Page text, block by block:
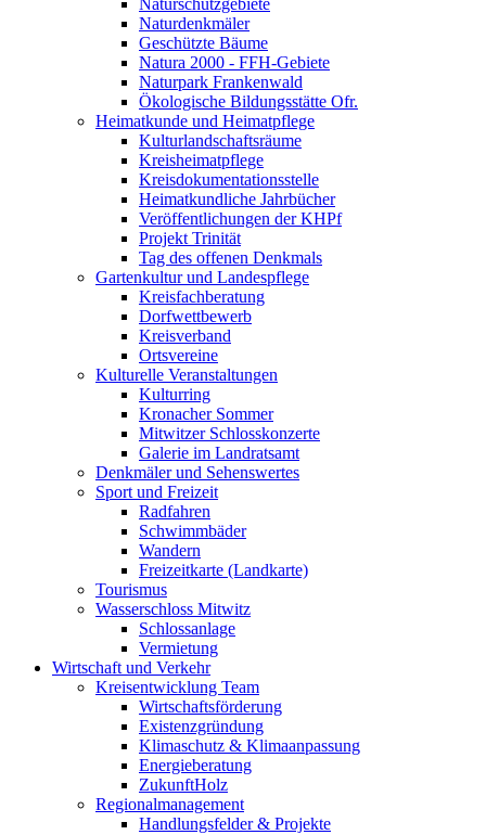
Naturschutzgebiete
Naturdenkmäler
Geschützte Bäume
Natura 2000 - FFH-Gebiete
Naturpark Frankenwald
Ökologische Bildungsstätte Ofr.
Heimatkunde und Heimatpflege
Kulturlandschaftsräume
Kreisheimatpflege
Kreisdokumentationsstelle
Heimatkundliche Jahrbücher
Veröffentlichungen der KHPf
Projekt Trinität
Tag des offenen Denkmals
Gartenkultur und Landespflege
Kreisfachberatung
Dorfwettbewerb
Kreisverband
Ortsvereine
Kulturelle Veranstaltungen
Kulturring
Kronacher Sommer
Mitwitzer Schlosskonzerte
Galerie im Landratsamt
Denkmäler und Sehenswertes
Sport und Freizeit
Radfahren
Schwimmbäder
Wandern
Freizeitkarte (Landkarte)
Tourismus
Wasserschloss Mitwitz
Schlossanlage
Vermietung
Wirtschaft und Verkehr
Kreisentwicklung Team
Wirtschaftsförderung
Existenzgründung
Klimaschutz & Klimaanpassung
Energieberatung
ZukunftHolz
Regionalmanagement
Handlungsfelder & Projekte